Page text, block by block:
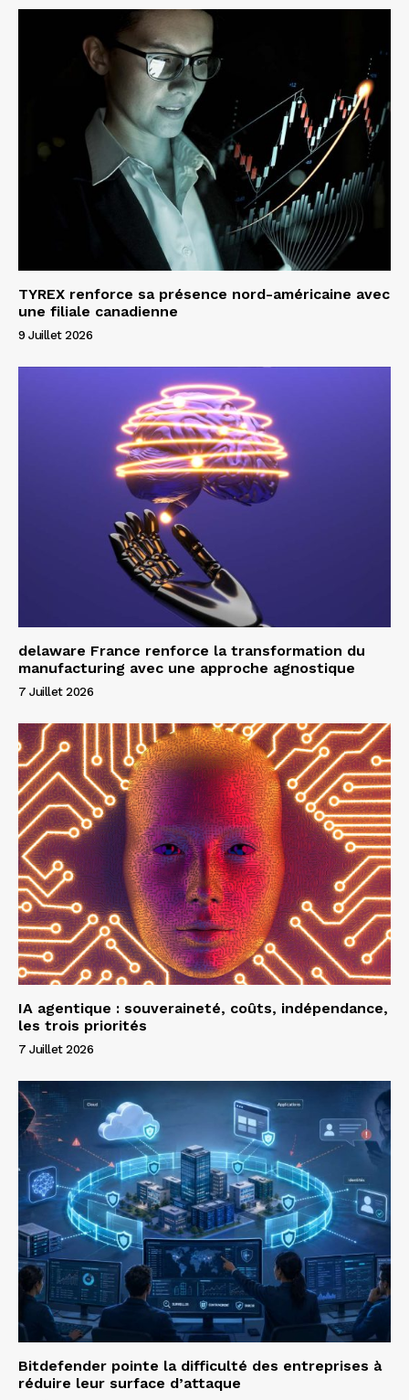
TYREX renforce sa présence nord-américaine avec
une filiale canadienne
9 Juillet 2026
delaware France renforce la transformation du
manufacturing avec une approche agnostique
7 Juillet 2026
IA agentique : souveraineté, coûts, indépendance,
les trois priorités
7 Juillet 2026
Bitdefender pointe la difficulté des entreprises à
réduire leur surface d’attaque